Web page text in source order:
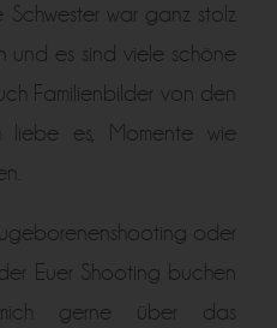
Schwester war ganz stolz
und es sind viele schöne
Familienbilder von den
liebe es, Momente wie
oder
Euer Shooting buchen
gerne über das